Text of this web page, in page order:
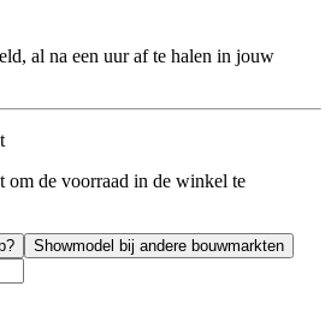
al na een uur af te halen in jouw
om de voorraad in de winkel te
Showmodel bij andere bouwmarkten